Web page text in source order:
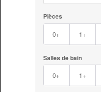
Pièces
0+ 1+
Salles de bain
0+ 1+